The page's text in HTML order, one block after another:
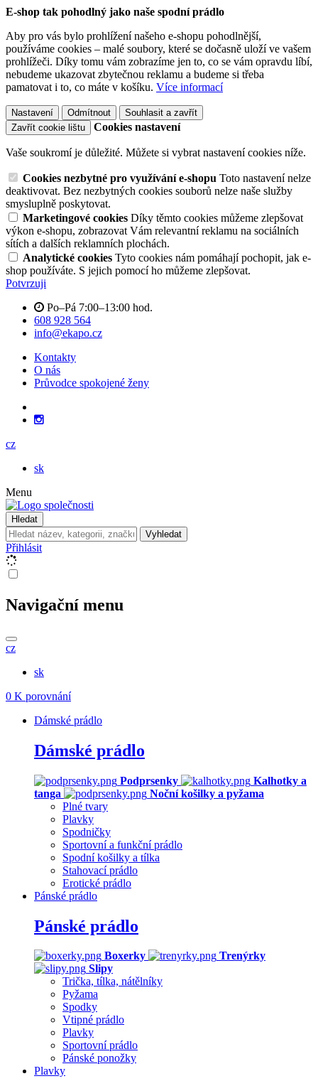
E-shop tak pohodlný jako naše spodní prádlo
Aby pro vás bylo prohlížení našeho e-shopu pohodlnější,
používáme cookies – malé soubory, které se dočasně uloží ve vašem
prohlížeči. Díky tomu vám zobrazíme jen to, co se vám opravdu líbí,
nebudeme ukazovat zbytečnou reklamu a budeme si třeba
pamatovat i to, co máte v košíku. Více informací
Nastavení Odmítnout
Souhlasit a zavřít
Zavřít cookie lištu
Cookies nastavení
Vaše soukromí je důležité. Můžete si vybrat nastavení cookies níže.
Cookies nezbytné pro využívání e-shopu Toto nastavení nelze
deaktivovat. Bez nezbytných cookies souborů nelze naše služby
smysluplně poskytovat.
Marketingové cookies Díky těmto cookies můžeme zlepšovat
výkon e-shopu, zobrazovat Vám relevantní reklamu na sociálních
sítích a dalších reklamních plochách.
Analytické cookies Tyto cookies nám pomáhají pochopit, jak e-
shop používáte. S jejich pomocí ho můžeme zlepšovat.
Potvrzuji
Po–Pá 7:00–13:00 hod.
608 928 564
info@ekapo.cz
Kontakty
O nás
Průvodce spokojené ženy
cz
sk
Menu
Hledat
Vyhledat
Přihlásit
Navigační menu
cz
sk
0 K porovnání
Dámské prádlo
Dámské prádlo
Podprsenky
Kalhotky a
tanga
Noční košilky a pyžama
Plné tvary
Plavky
Spodničky
Sportovní a funkční prádlo
Spodní košilky a tílka
Stahovací prádlo
Erotické prádlo
Pánské prádlo
Pánské prádlo
Boxerky
Trenýrky
Slipy
Trička, tílka, nátělníky
Pyžama
Spodky
Vtipné prádlo
Plavky
Sportovní prádlo
Pánské ponožky
Plavky